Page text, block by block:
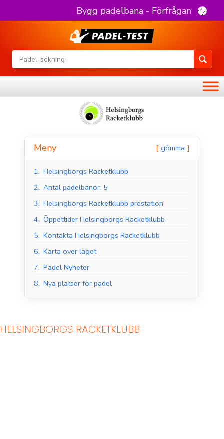
Bygg padelbana - Förfrågan
Meny gömma
1. Helsingborgs Racketklubb
2. Antal padelbanor: 5
3. Helsingborgs Racketklubb prestation
4. Öppettider Helsingborgs Racketklubb
5. Kontakta Helsingborgs Racketklubb
6. Karta över läget
7. Padel Nyheter
8. Nya platser för padel
HELSINGBORGS RACKETKLUBB